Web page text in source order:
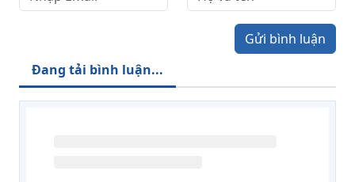
Gửi bình luận
Đang tải bình luận...